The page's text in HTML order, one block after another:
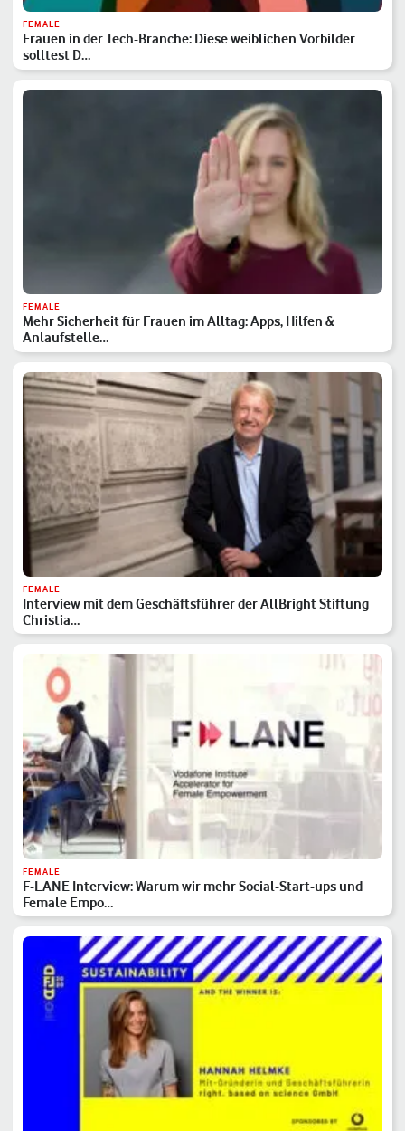
FEMALE
Frauen in der Tech-Branche: Diese weiblichen Vorbilder
solltest D…
FEMALE
Mehr Sicherheit für Frauen im Alltag: Apps, Hilfen &
Anlaufstelle…
FEMALE
Interview mit dem Geschäftsführer der AllBright Stiftung
Christia…
FEMALE
F-LANE Interview: Warum wir mehr Social-Start-ups und
Female Empo…